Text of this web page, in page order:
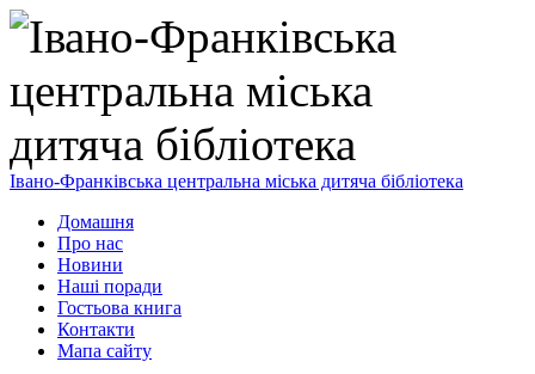
Івано-Франківська центральна міська дитяча бібліотека
Домашня
Про нас
Новини
Наші поради
Гостьова книга
Контакти
Мапа сайту